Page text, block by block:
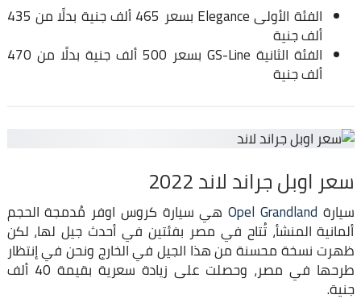
الفئة الأولى Elegance بسعر 465 ألف جنية بدلًا من 435
ألف جنية
الفئة الثانية GS-Line بسعر 500 ألف جنية بدلًا من 470
ألف جنية
سعر اوبل جراند لاند 2022
سيارة Opel Grandland هي سيارة كروس اوفر مُدمجة الحجم
ألمانية المنشأ، تُتاح في مصر بفئتين في أحدث جيل لها، لكن
ظهرت نسخة محسنة من هذا الجيل في الخارج ونحن في إنتظار
طرحها في مصر، وحصلت على زيادة سعرية بقيمة 40 ألف
جنية.